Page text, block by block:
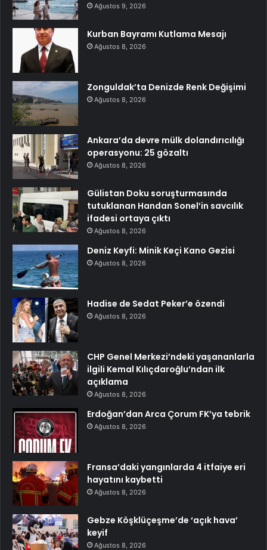
Ağustos 9, 2026
Kurban Bayramı Kutlama Mesajı
Ağustos 8, 2026
Zonguldak’ta Denizde Renk Değişimi
Ağustos 8, 2026
Ankara’da devre mülk dolandırıcılığı
operasyonu: 25 gözaltı
Ağustos 8, 2026
Gülistan Doku soruşturmasında
tutuklanan Handan Sonel’in savcılık
ifadesi ortaya çıktı
Ağustos 8, 2026
Deniz Keyfi: Minik Keçi Kano Gezisi
Ağustos 8, 2026
Hadise de Sedat Peker’e özendi
Ağustos 8, 2026
CHP Genel Merkezi’ndeki yaşananlarla
ilgili Kemal Kılıçdaroğlu’ndan ilk
açıklama
Ağustos 8, 2026
Erdoğan’dan Arca Çorum FK’ya tebrik
Ağustos 8, 2026
Fransa’daki yangınlarda 4 itfaiye eri
hayatını kaybetti
Ağustos 8, 2026
Gebze Köşklüçeşme’de ‘açık hava’
keyif
Ağustos 8, 2026